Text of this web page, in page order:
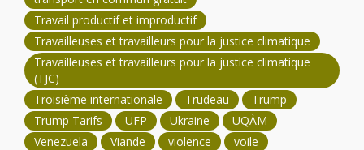
Travail productif et improductif
Travailleuses et travailleurs pour la justice climatique
Travailleuses et travailleurs pour la justice climatique
(TJC)
Troisième internationale
Trudeau
Trump
Trump Tarifs
UFP Ukraine
UQÀM
Venezuela
Viande violence voile